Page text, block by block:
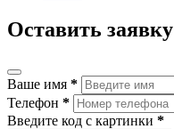
Оставить заявку
Ваше имя *
Телефон *
Введите код с картинки *